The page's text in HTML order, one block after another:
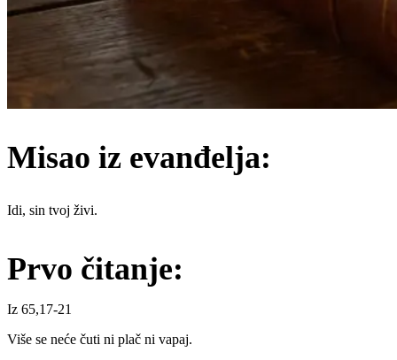
Misao iz evanđelja:
Idi, sin tvoj živi.
Prvo čitanje:
Iz 65,17-21
Više se neće čuti ni plač ni vapaj.